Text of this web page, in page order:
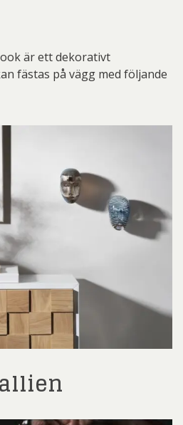
är ett dekorativt
fästas på vägg med följande